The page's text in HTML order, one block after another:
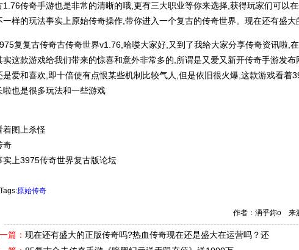
1.76传奇手游也是非常的清晰的哦,更有三大职业等你来选择,获得玩家们可以
一样的玩法事实上原始传奇操作,带你进入一个复古的传奇世界。 现在还有盛大
复复古传奇古传奇世界v1.76,哈喽大家好,又到了我给大家分享传奇资讯啦,
实这款游戏给我们带来的惊喜和意外非常多的,所谓是又爱又新开传奇手游发布
是爱和喜欢,即十倍使有点恨某些机制比较气人,但是依旧很火爆,这款游戏看着
啦也是很多玩法和一些游戏
着图上杀怪
奇
实上3975传奇世界复古版论坛
Tags:原始传奇
作者：洅乎鉨o 来
一篇： 现在还有盛大的正版传奇吗?热血传奇现在还是盛大在运营吗？还